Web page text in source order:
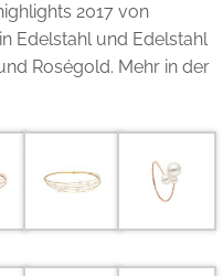
2017 von
Edelstahl und Edelstahl
Roségold. Mehr in der